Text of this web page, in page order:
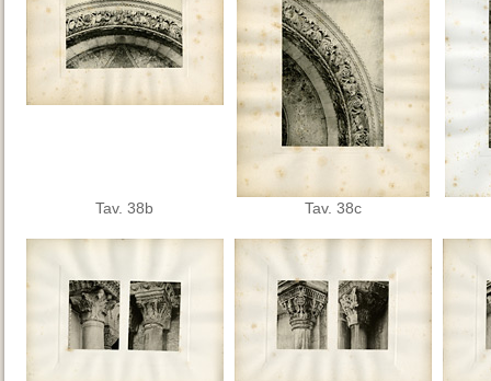
Tav. 38b Tav. 38c